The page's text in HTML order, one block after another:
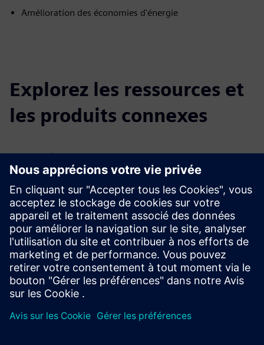
Amélioration des économies d'énergie
Explorez les ressources et
les produits connexes
Renseignements et ressources
supplémentaires
Site Web de l'entreprise
Conditions préalables
Accès aux données à partir d'un seul et de plusieurs
systèmes installés pour les services d'intégration